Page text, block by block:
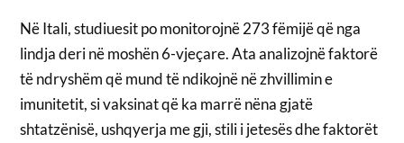
Në Itali, studiuesit po monitorojnë 273 fëmijë që nga
lindja deri në moshën 6-vjeçare. Ata analizojnë faktorë
të ndryshëm që mund të ndikojnë në zhvillimin e
imunitetit, si vaksinat që ka marrë nëna gjatë
shtatzënisë, ushqyerja me gji, stili i jetesës dhe faktorët